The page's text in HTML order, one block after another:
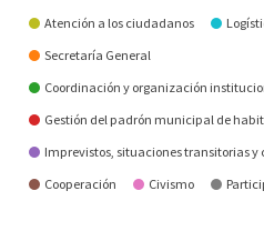
Atención a los ciudadanos
Secretaría General
Coordinación y organización
Gestión del padrón municipal de
Imprevistos, situaciones transitorias y
Cooperación
Civismo